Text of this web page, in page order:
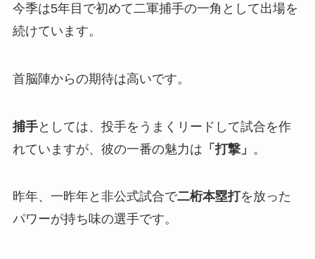
今季は5年目で初めて二軍捕手の一角として出場を
続けています。
首脳陣からの期待は高いです。
捕手としては、投手をうまくリードして試合を作
れていますが、彼の一番の魅力は 「打撃」 。
昨年、一昨年と非公式試合で二桁本塁打を放った
パワーが持ち味の選手です。